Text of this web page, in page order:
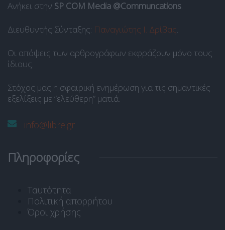
Ανήκει στην SP COM Media @Communcations.
Διευθυντής Σύνταξης: Παναγιώτης Ι. Δρίβας.
Οι απόψεις των αρθρογράφων εκφράζουν μόνο τους
ίδιους.
Στόχος μας η σφαιρική ενημέρωση για τις σημαντικές
εξελίξεις με “ελεύθερη” ματιά.
info@libre.gr
Πληροφορίες
Ταυτότητα
Πολιτική απορρήτου
Όροι χρήσης